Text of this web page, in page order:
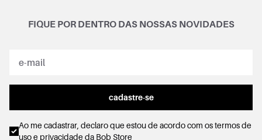
FIQUE POR DENTRO DAS NOSSAS NOVIDADES
cadastre-se
Ao me cadastrar, declaro que estou de acordo com ostermos de
uso e privacidadeda Bob Store